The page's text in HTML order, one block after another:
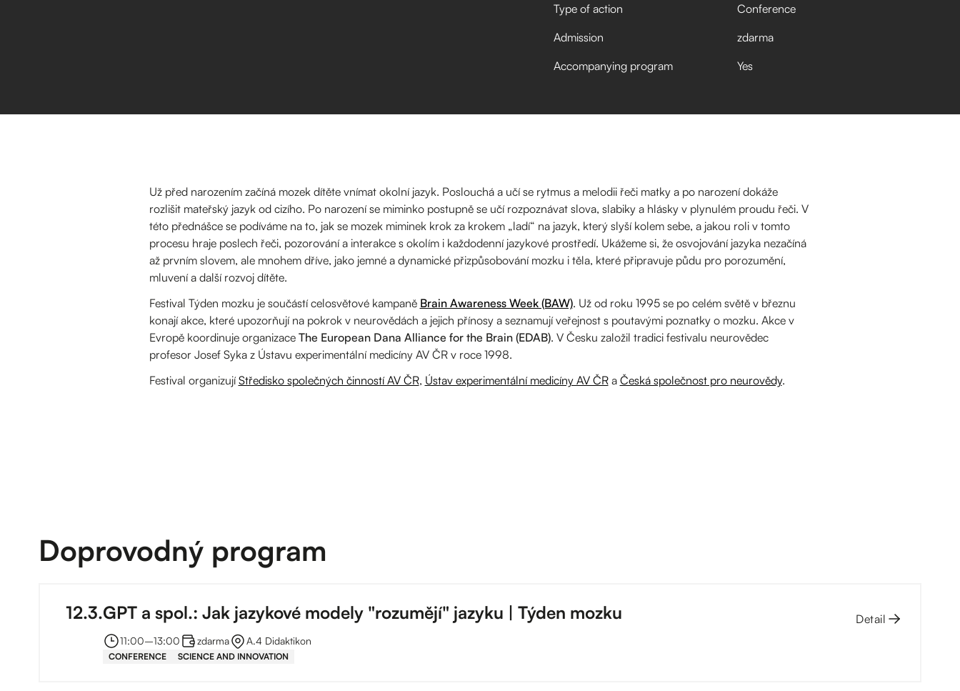
Type of action
Conference
Admission
zdarma
Accompanying program
Yes
Už před narozením začíná mozek dítěte vnímat okolní jazyk. Poslouchá a učí se rytmus a melodii řeči matky a po narození dokáže
rozlišit mateřský jazyk od cizího. Po narození se miminko postupně se učí rozpoznávat slova, slabiky a hlásky v plynulém proudu řeči. V
této přednášce se podíváme na to, jak se mozek miminek krok za krokem „ladí“ na jazyk, který slyší kolem sebe, a jakou roli v tomto
procesu hraje poslech řeči, pozorování a interakce s okolím i každodenní jazykové prostředí. Ukážeme si, že osvojování jazyka nezačíná
až prvním slovem, ale mnohem dříve, jako jemné a dynamické přizpůsobování mozku i těla, které připravuje půdu pro porozumění,
mluvení a další rozvoj dítěte.
Festival Týden mozku je součástí celosvětové kampaně Brain Awareness Week (BAW). Už od roku 1995 se po celém světě v březnu
konají akce, které upozorňují na pokrok v neurovědách a jejich přínosy a seznamují veřejnost s poutavými poznatky o mozku. Akce v
Evropě koordinuje organizace The European Dana Alliance for the Brain (EDAB). V Česku založil tradici festivalu neurovědec
profesor Josef Syka z Ústavu experimentální medicíny AV ČR v roce 1998.
Festival organizujíStředisko společných činností AV ČR, Ústav experimentální medicíny AV ČRa Česká společnost pro neurovědy.
Doprovodný program
12.3.GPT a spol.: Jak jazykové modely "rozumějí" jazyku | Týden mozku
11:00–⁠13:00 zdarma A.4 Didaktikon
CONFERENCE SCIENCE AND INNOVATION
Detail